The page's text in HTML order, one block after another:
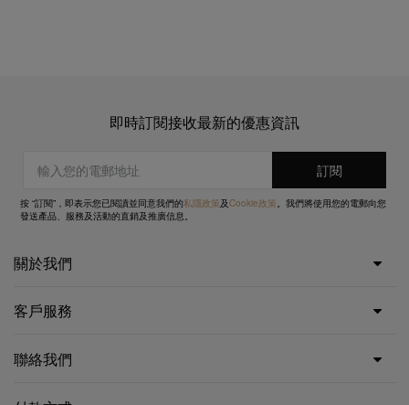
即時訂閱接收最新的優惠資訊
按 “訂閱”，即表示您已閱讀並同意我們的私隱政策及Cookie政策。我們將使用您的電郵向您
發送產品、服務及活動的直銷及推廣信息。
關於我們
客戶服務
聯絡我們